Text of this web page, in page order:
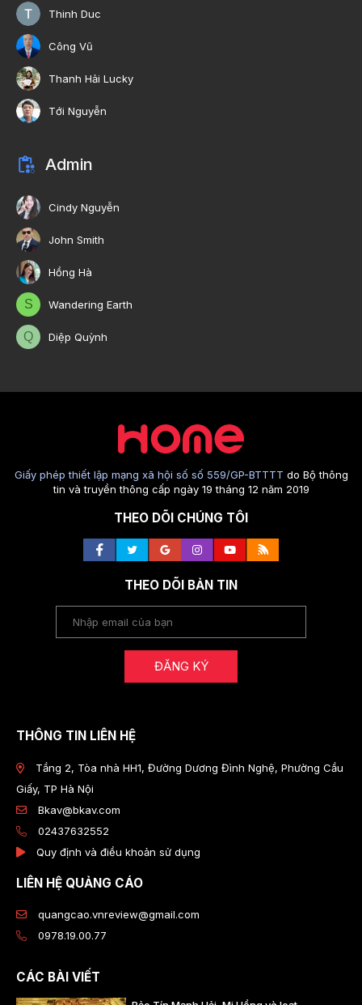
Thinh Duc
Công Vũ
Thanh Hải Lucky
Tới Nguyễn
Admin
Cindy Nguyễn
John Smith
Hồng Hà
S Wandering Earth
Q Diệp Quỳnh
Giấy phép thiết lập mạng xã hội số số 559/GP-BTTTT do Bộ thông
tin và truyền thông cấp ngày 19 tháng 12 năm 2019
THEO DÕI CHÚNG TÔI
THEO DÕI BẢN TIN
ĐĂNG KÝ
THÔNG TIN LIÊN HỆ
Tầng 2, Tòa nhà HH1, Đường Dương Đình Nghệ, Phường Cầu
Giấy, TP Hà Nội
Bkav@bkav.com
02437632552
Quy định và điều khoản sử dụng
LIÊN HỆ QUẢNG CÁO
quangcao.vnreview@gmail.com
0978.19.00.77
CÁC BÀI VIẾT